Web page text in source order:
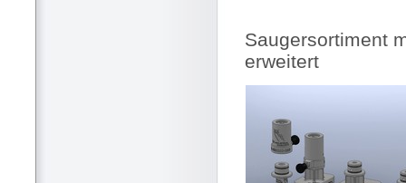
Saugersortiment
erweitert